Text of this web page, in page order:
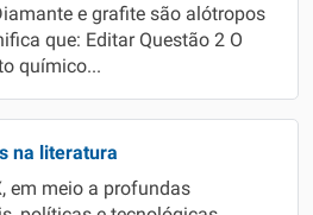
e grafite são alótropos
que: Editar Questão 2 O
químico...
na literatura
em meio a profundas